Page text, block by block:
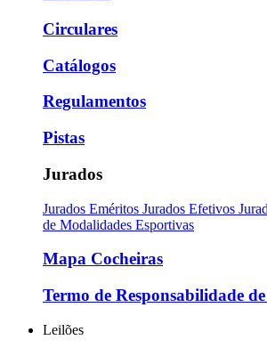
Circulares
Catálogos
Regulamentos
Pistas
Jurados
Jurados Eméritos Jurados Efetivos
de Modalidades Esportivas
Mapa Cocheiras
Termo de Responsabilidade
Leilões